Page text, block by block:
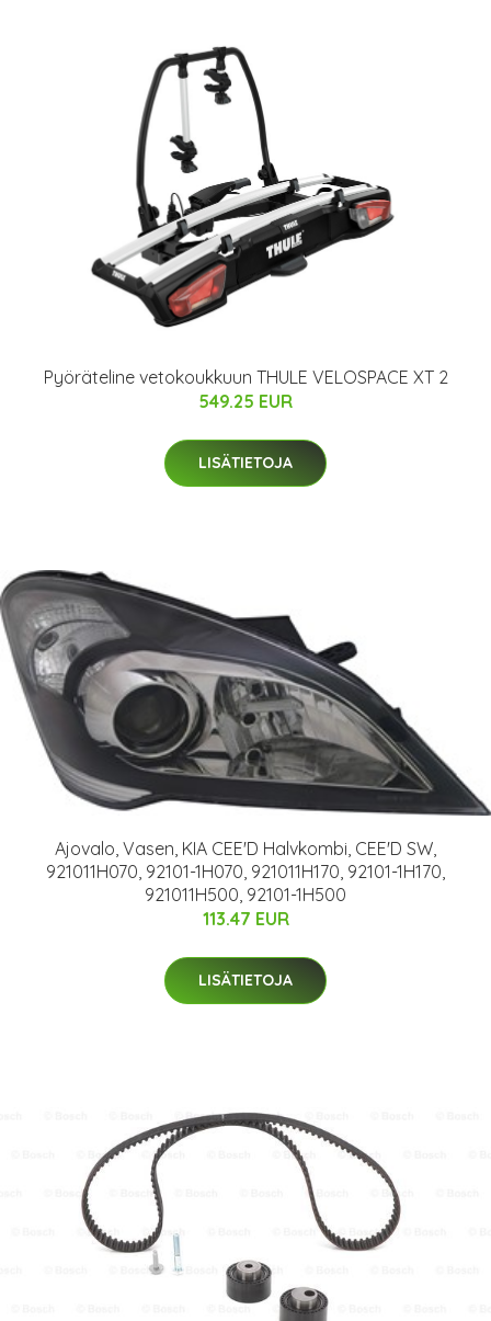
Pyöräteline vetokoukkuun THULE VELOSPACE XT 2
549.25 EUR
LISÄTIETOJA
Ajovalo, Vasen, KIA CEE'D Halvkombi, CEE'D SW,
921011H070, 92101-1H070, 921011H170, 92101-1H170,
921011H500, 92101-1H500
113.47 EUR
LISÄTIETOJA